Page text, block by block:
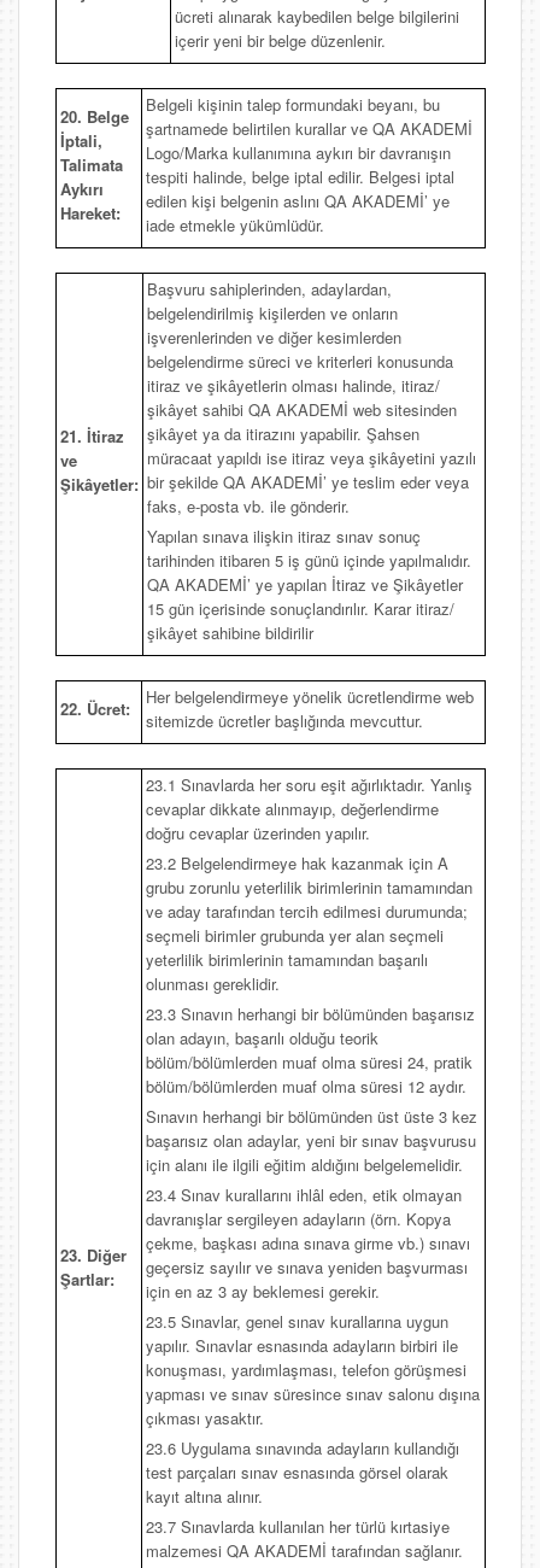
ücreti alınarak kaybedilen belge bilgilerini
içerir yeni bir belge düzenlenir.
20. Belge
İptali,
Talimata
Aykırı
Hareket:
Belgeli kişinin talep formundaki beyanı, bu
şartnamede belirtilen kurallar ve QA AKADEMİ
Logo/Marka kullanımına aykırı bir davranışın
tespiti halinde, belge iptal edilir. Belgesi iptal
edilen kişi belgenin aslını QA AKADEMİ’ ye
iade etmekle yükümlüdür.
21. İtiraz
ve
Şikâyetler:
Başvuru sahiplerinden, adaylardan,
belgelendirilmiş kişilerden ve onların
işverenlerinden ve diğer kesimlerden
belgelendirme süreci ve kriterleri konusunda
itiraz ve şikâyetlerin olması halinde, itiraz/
şikâyet sahibi QA AKADEMİ web sitesinden
şikâyet ya da itirazını yapabilir. Şahsen
müracaat yapıldı ise itiraz veya şikâyetini yazılı
bir şekilde QA AKADEMİ’ ye teslim eder veya
faks, e-posta vb. ile gönderir.
Yapılan sınava ilişkin itiraz sınav sonuç
tarihinden itibaren 5 iş günü içinde yapılmalıdır.
QA AKADEMİ’ ye yapılan İtiraz ve Şikâyetler
15 gün içerisinde sonuçlandırılır. Karar itiraz/
şikâyet sahibine bildirilir
22. Ücret:
Her belgelendirmeye yönelik ücretlendirme web
sitemizde ücretler başlığında mevcuttur.
23. Diğer
Şartlar:
23.1 Sınavlarda her soru eşit ağırlıktadır. Yanlış
cevaplar dikkate alınmayıp, değerlendirme
doğru cevaplar üzerinden yapılır.
23.2 Belgelendirmeye hak kazanmak için A
grubu zorunlu yeterlilik birimlerinin tamamından
ve aday tarafından tercih edilmesi durumunda;
seçmeli birimler grubunda yer alan seçmeli
yeterlilik birimlerinin tamamından başarılı
olunması gereklidir.
23.3 Sınavın herhangi bir bölümünden başarısız
olan adayın, başarılı olduğu teorik
bölüm/bölümlerden muaf olma süresi 24, pratik
bölüm/bölümlerden muaf olma süresi 12 aydır.
Sınavın herhangi bir bölümünden üst üste 3 kez
başarısız olan adaylar, yeni bir sınav başvurusu
için alanı ile ilgili eğitim aldığını belgelemelidir.
23.4 Sınav kurallarını ihlâl eden, etik olmayan
davranışlar sergileyen adayların (örn. Kopya
çekme, başkası adına sınava girme vb.) sınavı
geçersiz sayılır ve sınava yeniden başvurması
için en az 3 ay beklemesi gerekir.
23.5 Sınavlar, genel sınav kurallarına uygun
yapılır. Sınavlar esnasında adayların birbiri ile
konuşması, yardımlaşması, telefon görüşmesi
yapması ve sınav süresince sınav salonu dışına
çıkması yasaktır.
23.6 Uygulama sınavında adayların kullandığı
test parçaları sınav esnasında görsel olarak
kayıt altına alınır.
23.7 Sınavlarda kullanılan her türlü kırtasiye
malzemesi QA AKADEMİ tarafından sağlanır.